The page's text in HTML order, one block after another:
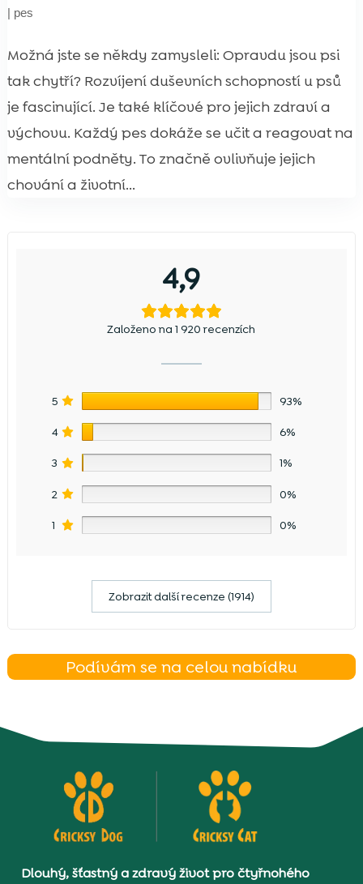
| pes
Možná jste se někdy zamysleli: Opravdu jsou psi
tak chytří? Rozvíjení duševních schopností u psů
je fascinující. Je také klíčové pro jejich zdraví a
výchovu. Každý pes dokáže se učit a reagovat na
mentální podněty. To značně ovlivňuje jejich
chování a životní...
4,9
Založeno na 1 920 recenzích
5 93%
4 6%
3 1%
2 0%
1 0%
Zobrazit další recenze (1914)
Podívám se na celou nabídku
Dlouhý, šťastný a zdravý život pro čtyřnohého